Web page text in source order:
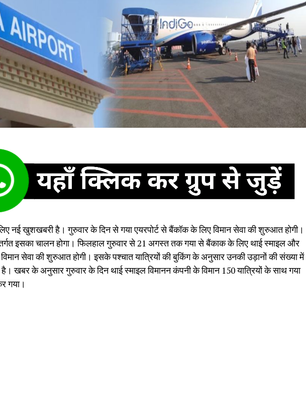
नई खुशखबरी है। गुरुवार के दिन से गया एयरपोर्ट से बैंकॉक के लिए विमान सेवा की शुरुआत होगी।
इसका चालन होगा। फिलहाल गुरुवार से 21 अगस्त तक गया से बैंकाक के लिए थाई स्माइल और
सेवा की शुरुआत होगी। इसके पश्चात यात्रियों की बुकिंग के अनुसार उनकी उड़ानों की संख्या में
है। खबर के अनुसार गुरुवार के दिन थाई स्माइल विमानन कंपनी के विमान 150 यात्रियों के साथ गया
गया।